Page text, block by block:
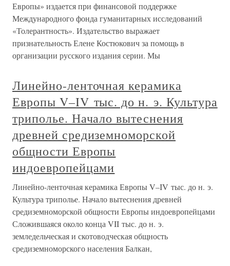
Европы» издается при финансовой поддержке
Международного фонда гуманитарных исследований
«Толерантность». Издательство выражает
признательность Елене Костюкович за помощь в
организации русского издания серии. Мы
Линейно-ленточная керамика
Европы V–IV тыс. до н. э. Культура
триполье. Начало вытеснения
древней средиземноморской
общности Европы
индоевропейцами
Линейно-ленточная керамика Европы V–IV тыс. до н. э.
Культура триполье. Начало вытеснения древней
средиземноморской общности Европы индоевропейцами
Сложившаяся около конца VII тыс. до н. э.
земледельческая и скотоводческая общность
средиземноморского населения Балкан,